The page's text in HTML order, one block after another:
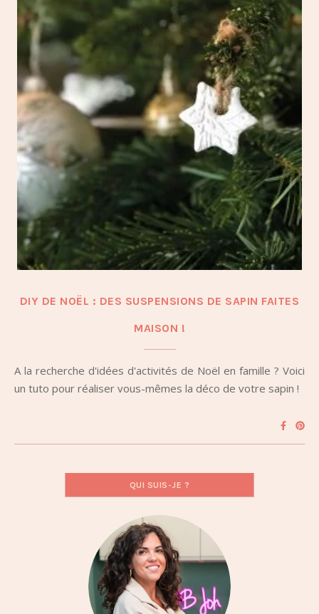
DIY DE NOËL : DES SUSPENSIONS DE SAPIN FAITES
MAISON !
A la recherche d'idées d'activités de Noël en famille ? Voici
un tuto pour réaliser vous-mêmes la déco de votre sapin !
QUI SUIS-JE ?